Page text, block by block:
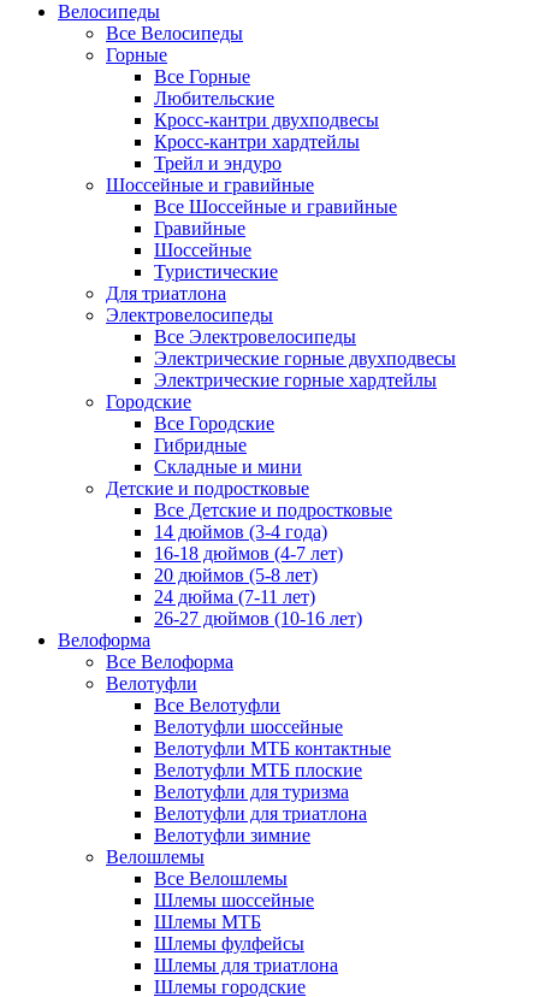
Велосипеды
Все Велосипеды
Горные
Все Горные
Любительские
Кросс-кантри двухподвесы
Кросс-кантри хардтейлы
Трейл и эндуро
Шоссейные и гравийные
Все Шоссейные и гравийные
Гравийные
Шоссейные
Туристические
Для триатлона
Электровелосипеды
Все Электровелосипеды
Электрические горные двухподвесы
Электрические горные хардтейлы
Городские
Все Городские
Гибридные
Складные и мини
Детские и подростковые
Все Детские и подростковые
14 дюймов (3-4 года)
16-18 дюймов (4-7 лет)
20 дюймов (5-8 лет)
24 дюйма (7-11 лет)
26-27 дюймов (10-16 лет)
Велоформа
Все Велоформа
Велотуфли
Все Велотуфли
Велотуфли шоссейные
Велотуфли МТБ контактные
Велотуфли МТБ плоские
Велотуфли для туризма
Велотуфли для триатлона
Велотуфли зимние
Велошлемы
Все Велошлемы
Шлемы шоссейные
Шлемы МТБ
Шлемы фулфейсы
Шлемы для триатлона
Шлемы городские